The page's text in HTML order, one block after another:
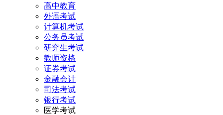
高中教育
外语考试
计算机考试
公务员考试
研究生考试
教师资格
证券考试
金融会计
司法考试
银行考试
医学考试